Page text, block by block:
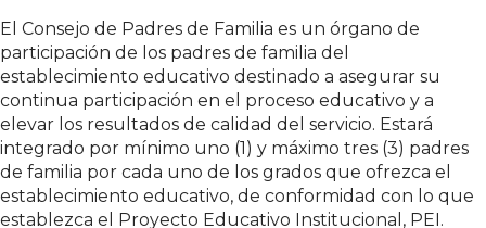
El Consejo de Padres de Familia es un órgano de
participación de los padres de familia del
establecimiento educativo destinado a asegurar su
continua participación en el proceso educativo y a
elevar los resultados de calidad del servicio. Estará
integrado por mínimo uno (1) y máximo tres (3) padres
de familia por cada uno de los grados que ofrezca el
establecimiento educativo, de conformidad con lo que
establezca el Proyecto Educativo Institucional, PEI.